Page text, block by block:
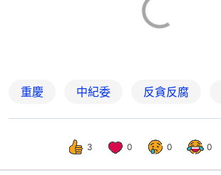
重慶 中紀委 反貪反腐
3 0 0 0